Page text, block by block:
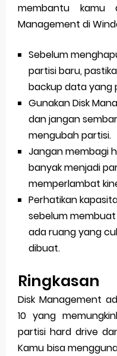
membantu kamu
Management di
Sebelum
partisi baru,
backup data yang
Gunakan Disk
dan jangan
mengubah partisi.
Jangan membagi
banyak menjadi
memperlambat
Perhatikan
sebelum
ada ruang yang
dibuat.
Ringkasan
Disk Management
10 yang
partisi hard drive
Kamu bisa